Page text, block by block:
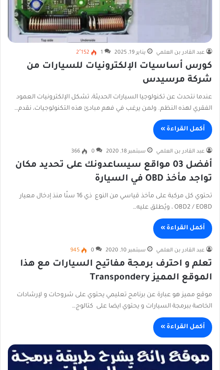
عبد القادر بن العلمي يناير 19, 2025 1 2٬152
كورس أساسيات الإلكترونيات للسيارات من
شركة مرسيدس
عندما نتحدث عن تكنولوجيا السيارات الحديثة، تشكل الإلكترونيات العمود
الفقري لهذه النظم. ولمن يرغب في فهم مبادئ هذه التكنولوجيات، نقدم…
أكمل القراءة »
عبد القادر بن العلمي سبتمبر 18, 2020 0
366
أفضل 03 مواقع سيساعدونك على تحديد مكان
تواجد مأخذ OBD في السيارة
تحتوي كل مركبة على مأخذ قياسي من النوع ذي 16 سنًا منذ إدخال معيار
OBD2 / EOBD ، ويُطلق عليه…
أكمل القراءة »
عبد القادر بن العلمي سبتمبر 10, 2020 0
945
تعلم و احترف برمجة مفاتيح السيارات مع هذا
الموقع المميز Transpondery
موقع مميز هو عبارة عن برنامج تعليمي يحتوي على شروحات و لإرشادات
الخاصة ببرمجة السيارات و يحتوي ايضا على كتالوج…
أكمل القراءة »